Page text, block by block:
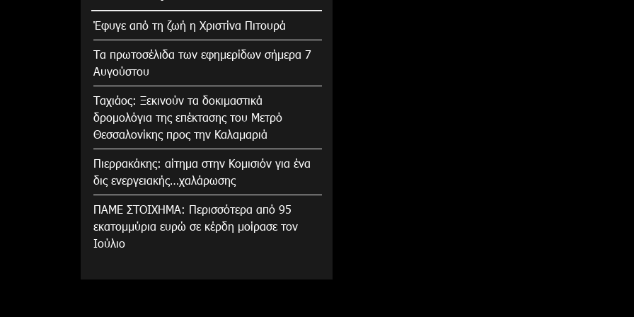
Έφυγε από τη ζωή η Χριστίνα Πιτουρά
Τα πρωτοσέλιδα των εφημερίδων σήμερα 7
Αυγούστου
Tαχιάος: Ξεκινούν τα δοκιμαστικά
δρομολόγια της επέκτασης του Μετρό
Θεσσαλονίκης προς την Καλαμαριά
Πιερρακάκης: αίτημα στην Κομισιόν για ένα
δις ενεργειακής…χαλάρωσης
ΠΑΜΕ ΣΤΟΙΧΗΜΑ: Περισσότερα από 95
εκατομμύρια ευρώ σε κέρδη μοίρασε τον
Ιούλιο